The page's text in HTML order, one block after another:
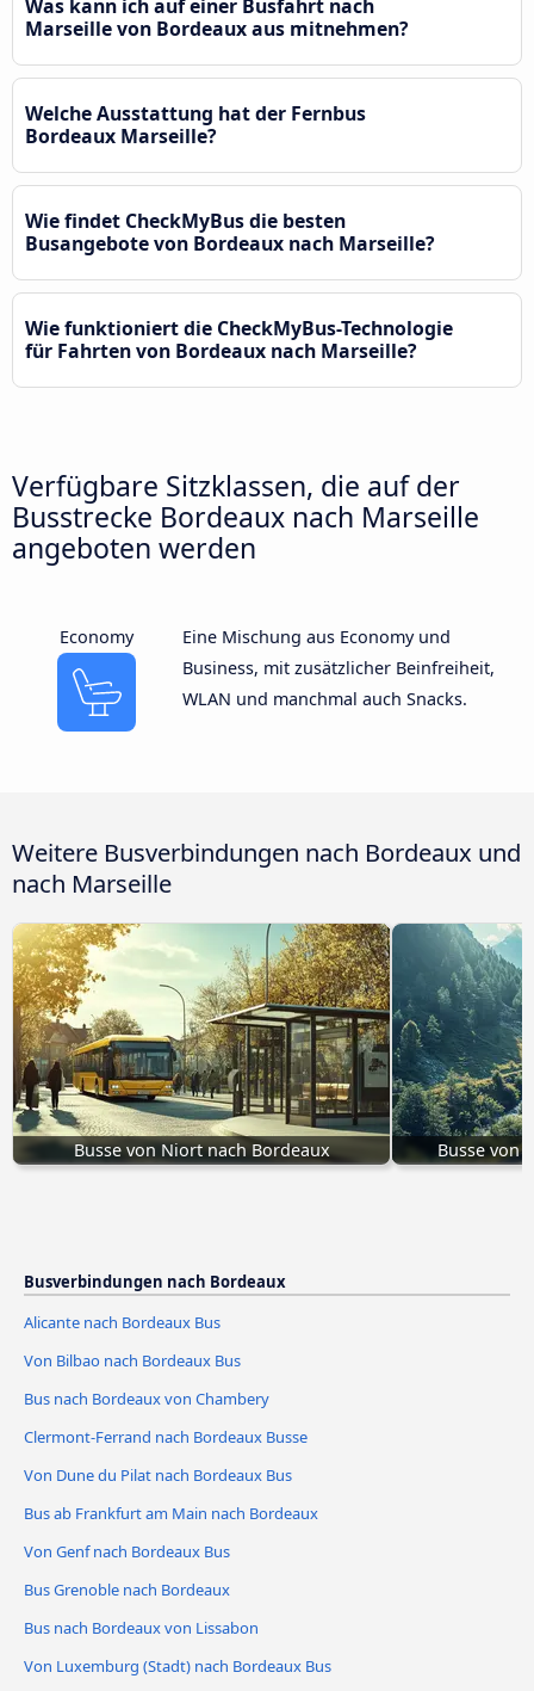
Was kann ich auf einer Busfahrt nach
Marseille von Bordeaux aus mitnehmen?
Welche Ausstattung hat der Fernbus
Bordeaux Marseille?
Wie findet CheckMyBus die besten
Busangebote von Bordeaux nach Marseille?
Wie funktioniert die CheckMyBus-Technologie
für Fahrten von Bordeaux nach Marseille?
Verfügbare Sitzklassen, die auf der
Busstrecke Bordeaux nach Marseille
angeboten werden
Economy
Eine Mischung aus Economy und
Business, mit zusätzlicher Beinfreiheit,
WLAN und manchmal auch Snacks.
Weitere Busverbindungen nach Bordeaux und
nach Marseille
Busse von Niort nach Bordeaux Busse von
Busverbindungen nach Bordeaux
Alicante nach Bordeaux Bus
Von Bilbao nach Bordeaux Bus
Bus nach Bordeaux von Chambery
Clermont-Ferrand nach Bordeaux Busse
Von Dune du Pilat nach Bordeaux Bus
Bus ab Frankfurt am Main nach Bordeaux
Von Genf nach Bordeaux Bus
Bus Grenoble nach Bordeaux
Bus nach Bordeaux von Lissabon
Von Luxemburg (Stadt) nach Bordeaux Bus